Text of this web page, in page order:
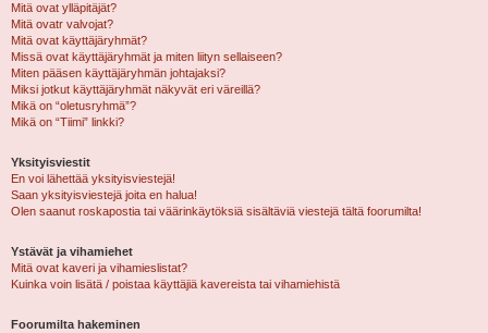
Mitä ovat ylläpitäjät?
Mitä ovatr valvojat?
Mitä ovat käyttäjäryhmät?
Missä ovat käyttäjäryhmät ja miten liityn sellaiseen?
Miten pääsen käyttäjäryhmän johtajaksi?
Miksi jotkut käyttäjäryhmät näkyvät eri väreillä?
Mikä on “oletusryhmä”?
Mikä on “Tiimi” linkki?
Yksityisviestit
En voi lähettää yksityisviestejä!
Saan yksityisviestejä joita en halua!
Olen saanut roskapostia tai väärinkäytöksiä sisältäviä viestejä tältä foorumilta!
Ystävät ja vihamiehet
Mitä ovat kaveri ja vihamieslistat?
Kuinka voin lisätä / poistaa käyttäjiä kavereista tai vihamiehistä
Foorumilta hakeminen